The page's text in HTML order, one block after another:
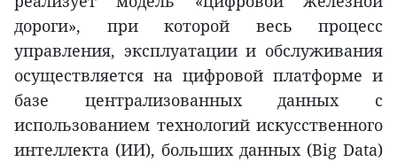
дороги», при которой весь процесс
управления, эксплуатации и обслуживания
осуществляется на цифровой платформе и
базе централизованных данных с
использованием технологий искусственного
интеллекта (ИИ), больших данных (Big Data)